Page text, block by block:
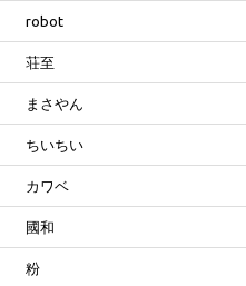
robot
荘至
まさやん
ちいちい
カワベ
國和
粉